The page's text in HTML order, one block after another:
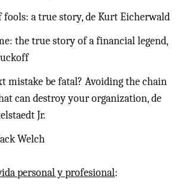
fools: a true story, de Kurt Eicherwald
the true story of a financial legend,
mistake be fatal? Avoiding the chain
can destroy your organization, de
Jr.
Welch
personal y profesional: